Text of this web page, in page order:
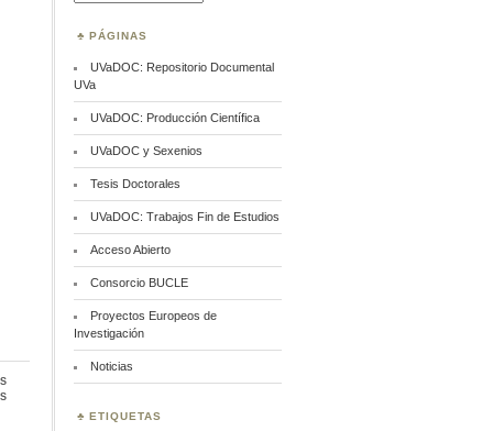
en
PÁGINAS
UVaDOC: Repositorio Documental
UVa
UVaDOC: Producción Científica
UVaDOC y Sexenios
Tesis Doctorales
UVaDOC: Trabajos Fin de Estudios
Acceso Abierto
Consorcio BUCLE
Proyectos Europeos de
Investigación
Noticias
ETIQUETAS